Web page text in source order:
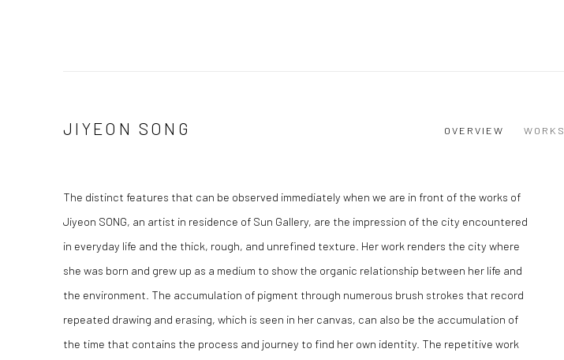
JIYEON SONG OVERVIEW WORKS
The distinct features that can be observed immediately when we are in front of the works of
Jiyeon SONG, an artist in residence of Sun Gallery, are the impression of the city encountered
in everyday life and the thick, rough, and unrefined texture. Her work renders the city where
she was born and grew up as a medium to show the organic relationship between her life and
the environment. The accumulation of pigment through numerous brush strokes that record
repeated drawing and erasing, which is seen in her canvas, can also be the accumulation of
the time that contains the process and journey to find her own identity. The repetitive work